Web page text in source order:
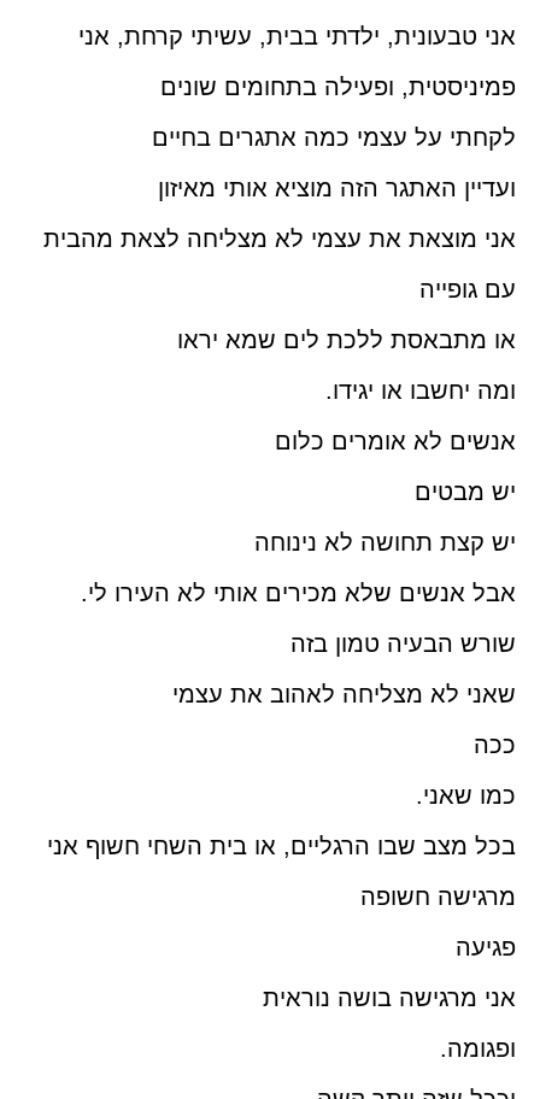
אני טבעונית, ילדתי בבית, עשיתי קרחת, אני
פמיניסטית, ופעילה בתחומים שונים
לקחתי על עצמי כמה אתגרים בחיים
ועדיין האתגר הזה מוציא אותי מאיזון
אני מוצאת את עצמי לא מצליחה לצאת מהבית
עם גופייה
או מתבאסת ללכת לים שמא יראו
ומה יחשבו או יגידו.
אנשים לא אומרים כלום
יש מבטים
יש קצת תחושה לא נינוחה
אבל אנשים שלא מכירים אותי לא העירו לי.
שורש הבעיה טמון בזה
שאני לא מצליחה לאהוב את עצמי
ככה
כמו שאני.
בכל מצב שבו הרגליים, או בית השחי חשוף אני
מרגישה חשופה
פגיעה
אני מרגישה בושה נוראית
ופגומה.